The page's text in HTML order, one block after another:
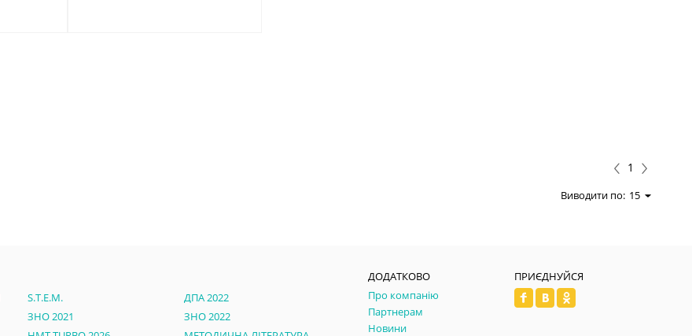
1
Виводити по: 15
S.T.E.M.
ДПА 2022
ЗНО 2021
ЗНО 2022
ДОДАТКОВО
Про компанію
Партнерам
Новини
ПРИЄДНУЙСЯ